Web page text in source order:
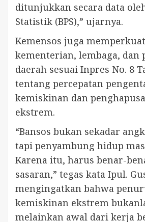
ditunjukkan secara data
Statistik (BPS),” ujarnya.
Kemensos juga
kementerian, lembaga, dan
daerah sesuai Inpres No. 8
tentang percepatan
kemiskinan dan
ekstrem.
“Bansos bukan sekadar
tapi penyambung hidup
Karena itu, harus benar-
sasaran,” tegas kata Ipul.
mengingatkan bahwa
kemiskinan ekstrem
melainkan awal dari kerja